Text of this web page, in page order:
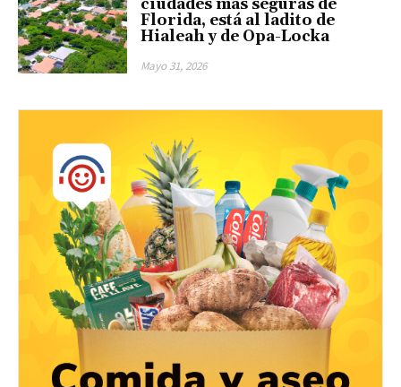
ciudades más seguras de
Florida, está al ladito de
Hialeah y de Opa-Locka
Mayo 31, 2026